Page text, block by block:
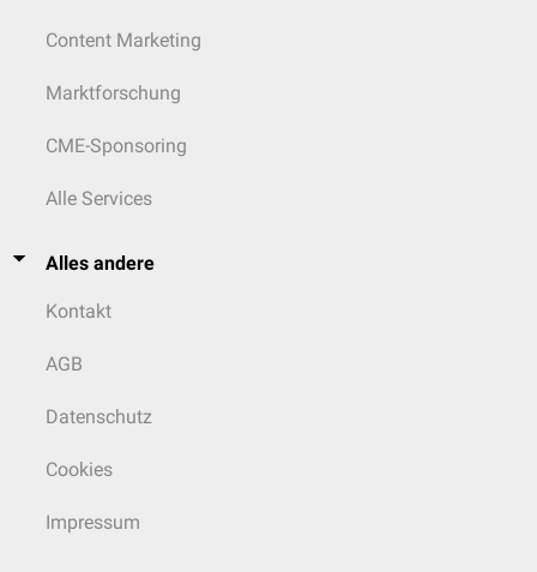
Content Marketing
Marktforschung
CME-Sponsoring
Alle Services
Alles andere
Kontakt
AGB
Datenschutz
Cookies
Impressum